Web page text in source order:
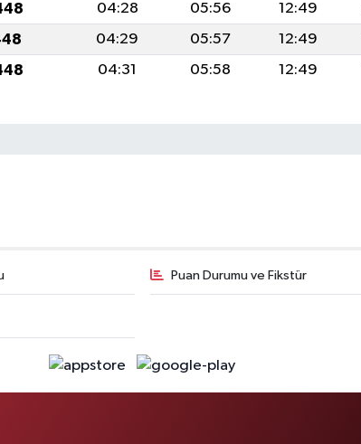
04:28 05:56 12:49
04:29 05:57 12:49
04:31 05:58 12:49
Puan Durumu ve Fikstür